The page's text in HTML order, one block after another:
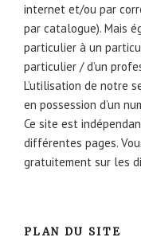
internet et/ou par
par catalogue). Mais
particulier à un
particulier / d’un
L’utilisation de notre
en possession d’un
Ce site est
différentes pages.
gratuitement sur les
PLAN DU SITE